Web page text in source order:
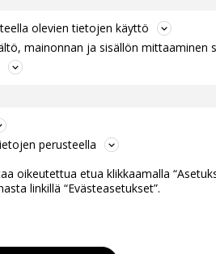
olevien tietojen käyttö
mainonnan ja sisällön mittaaminen
perusteella
oikeutettua etua klikkaamalla
linkillä “Evästeasetukset”.